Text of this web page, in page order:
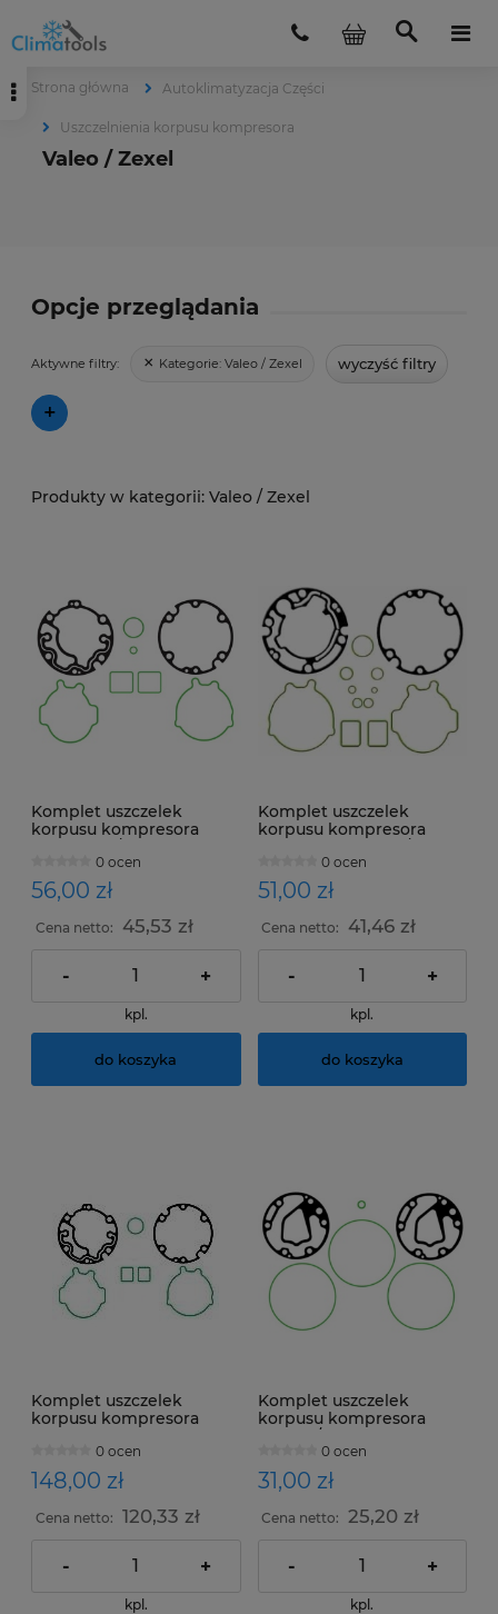
Strona główna Autoklimatyzacja Części
Uszczelnienia korpusu kompresora
Valeo / Zexel
Opcje przeglądania
Aktywne filtry: Kategorie: Valeo / Zexel wyczyść filtry
+
Valeo / Zexel
Komplet uszczelek
korpusu kompresora
0 ocen
56,00 zł
Cena netto: 45,53 zł
- +
kpl.
do koszyka
Komplet uszczelek
korpusu kompresora
0 ocen
51,00 zł
Cena netto: 41,46 zł
- +
kpl.
do koszyka
Komplet uszczelek
korpusu kompresora
0 ocen
148,00 zł
Cena netto: 120,33 zł
- +
kpl.
Komplet uszczelek
korpusu kompresora
0 ocen
31,00 zł
Cena netto: 25,20 zł
- +
kpl.